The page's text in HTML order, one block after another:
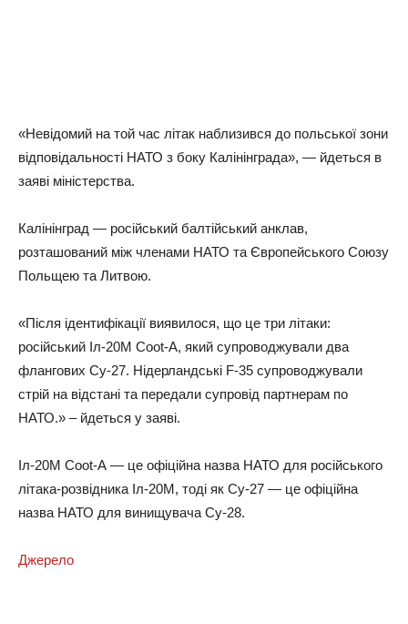
«Невідомий на той час літак наблизився до польської зони
відповідальності НАТО з боку Калінінграда», — йдеться в
заяві міністерства.
Калінінград — російський балтійський анклав,
розташований між членами НАТО та Європейського Союзу
Польщею та Литвою.
«Після ідентифікації виявилося, що це три літаки:
російський Іл-20М Coot-А, який супроводжували два
флангових Су-27. Нідерландські F-35 супроводжували
стрій на відстані та передали супровід партнерам по
НАТО.» – йдеться у заяві.
Іл-20М Coot-А — це офіційна назва НАТО для російського
літака-розвідника Іл-20М, тоді як Су-27 — це офіційна
назва НАТО для винищувача Су-28.
Джерело